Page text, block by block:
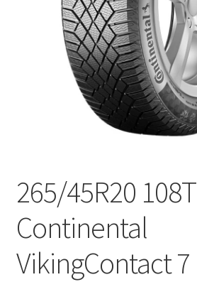
265/45R20 108T
Continental
VikingContact 7